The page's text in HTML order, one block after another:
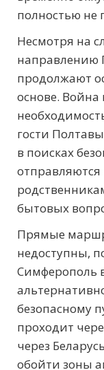
полностью не
Несмотря на
направлению
продолжают
основе.
гости
в поисках
бытовых
Прямые
недоступны,
Симферополь
безопасному
проходит
через
обойти зоны